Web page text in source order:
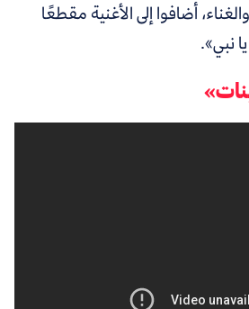
أضافوا إلى الأغنية مقطعًا
نبي».